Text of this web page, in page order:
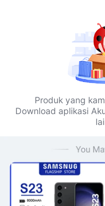
Produk yang
Download aplikasi